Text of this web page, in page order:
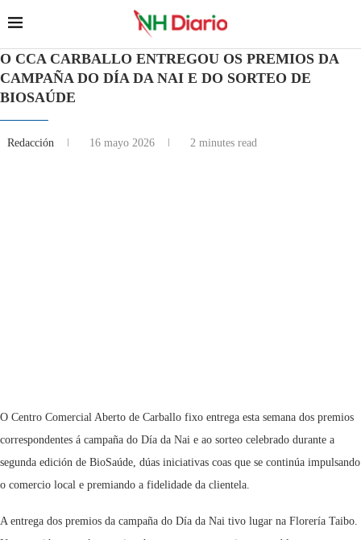
O CCA CARBALLO ENTREGOU OS PREMIOS DA
CAMPAÑA DO DÍA DA NAI E DO SORTEO DE
BIOSAÚDE
Redacción 16 mayo 2026 2 minutes read
O Centro Comercial Aberto de Carballo fixo entrega esta semana dos premios
correspondentes á campaña do Día da Nai e ao sorteo celebrado durante a
segunda edición de BioSaúde, dúas iniciativas coas que se continúa impulsando
o comercio local e premiando a fidelidade da clientela.
A entrega dos premios da campaña do Día da Nai tivo lugar na Florería Taibo.